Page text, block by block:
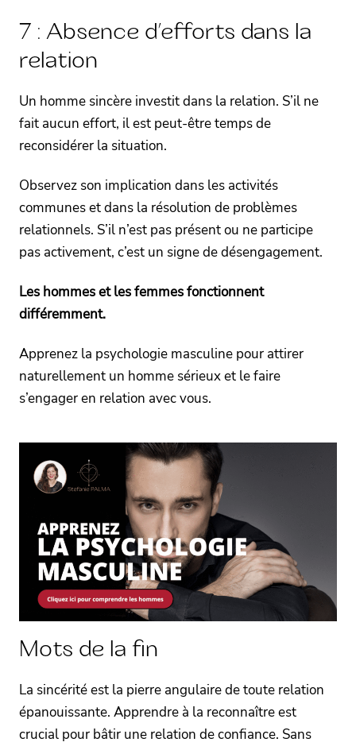
7 : Absence d’efforts dans la
relation
Un homme sincère investit dans la relation. S’il ne
fait aucun effort, il est peut-être temps de
reconsidérer la situation.
Observez son implication dans les activités
communes et dans la résolution de problèmes
relationnels. S’il n’est pas présent ou ne participe
pas activement, c’est un signe de désengagement.
Les hommes et les femmes fonctionnent
différemment.
Apprenez la psychologie masculine pour attirer
naturellement un homme sérieux et le faire
s’engager en relation avec vous.
Mots de la fin
La sincérité est la pierre angulaire de toute relation
épanouissante. Apprendre à la reconnaître est
crucial pour bâtir une relation de confiance. Sans